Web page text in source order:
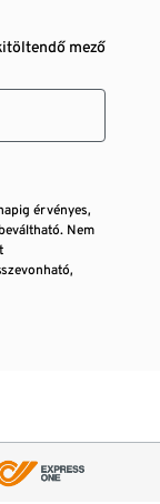
mező
érvényes,
Nem